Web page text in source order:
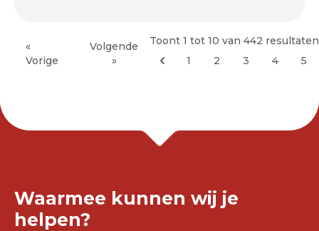
«
Vorige
Volgende
»
Toont 1 tot 10 van 442 resultaten
1
2 3 4 5
Waarmee kunnen wij je
helpen?